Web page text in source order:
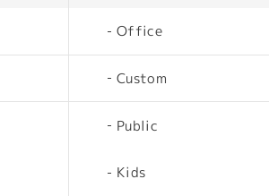
Office
Custom
Public
Kids